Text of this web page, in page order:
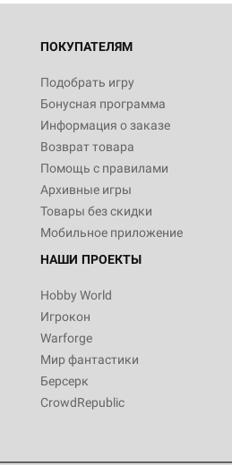
ПОКУПАТЕЛЯМ
Подобрать игру
Бонусная программа
Информация о заказе
Возврат товара
Помощь с правилами
Архивные игры
Товары без скидки
Мобильное приложение
НАШИ ПРОЕКТЫ
Hobby World
Игрокон
Warforge
Мир фантастики
Берсерк
CrowdRepublic